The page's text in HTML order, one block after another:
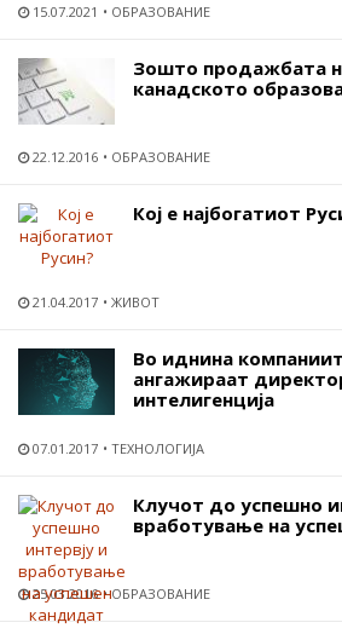
15.07.2021 ОБРАЗОВАНИЕ
Зошто продажбата
канадското
22.12.2016 ОБРАЗОВАНИЕ
Кој е најбогатиот
21.04.2017 ЖИВОТ
Во иднина
ангажираат
интелигенција
07.01.2017 ТЕХНОЛОГИЈА
Клучот до успешно
вработување на
25.03.2016 ОБРАЗОВАНИЕ